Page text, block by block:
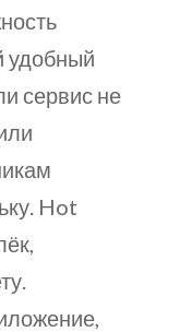
удобный
сервис не
Hot